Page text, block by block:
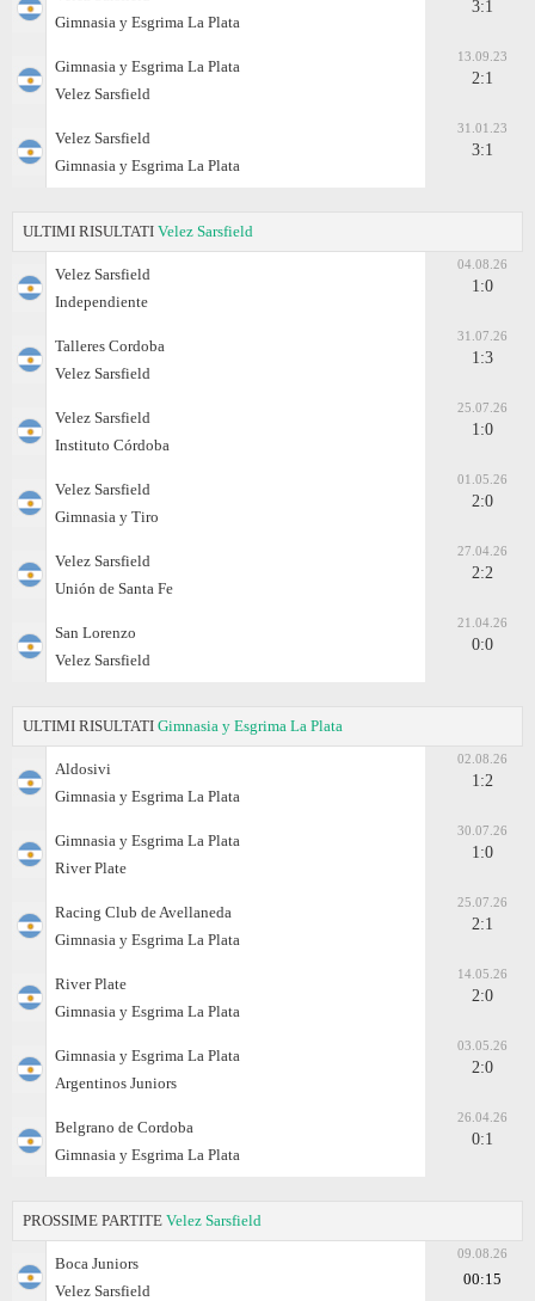
Gimnasia y Esgrima La Plata
3:1
Gimnasia y Esgrima La Plata
Velez Sarsfield
13.09.23
2:1
Velez Sarsfield
Gimnasia y Esgrima La Plata
31.01.23
3:1
ULTIMI RISULTATI Velez Sarsfield
Velez Sarsfield
Independiente
04.08.26
1:0
Talleres Cordoba
Velez Sarsfield
31.07.26
1:3
Velez Sarsfield
Instituto Córdoba
25.07.26
1:0
Velez Sarsfield
Gimnasia y Tiro
01.05.26
2:0
Velez Sarsfield
Unión de Santa Fe
27.04.26
2:2
San Lorenzo
Velez Sarsfield
21.04.26
0:0
ULTIMI RISULTATI Gimnasia y Esgrima La Plata
Aldosivi
Gimnasia y Esgrima La Plata
02.08.26
1:2
Gimnasia y Esgrima La Plata
River Plate
30.07.26
1:0
Racing Club de Avellaneda
Gimnasia y Esgrima La Plata
25.07.26
2:1
River Plate
Gimnasia y Esgrima La Plata
14.05.26
2:0
Gimnasia y Esgrima La Plata
Argentinos Juniors
03.05.26
2:0
Belgrano de Cordoba
Gimnasia y Esgrima La Plata
26.04.26
0:1
PROSSIME PARTITE Velez Sarsfield
Boca Juniors
Velez Sarsfield
09.08.26
00:15